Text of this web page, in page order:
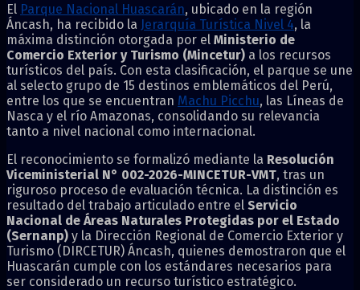
El Parque Nacional Huascarán, ubicado en la región
Áncash, ha recibido la Jerarquía Turística Nivel 4, la
máxima distinción otorgada por el Ministerio de
Comercio Exterior y Turismo (Mincetur) a los recursos
turísticos del país. Con esta clasificación, el parque se une
al selecto grupo de 15 destinos emblemáticos del Perú,
entre los que se encuentran Machu Picchu, las Líneas de
Nasca y el río Amazonas, consolidando su relevancia
tanto a nivel nacional como internacional.
El reconocimiento se formalizó mediante la Resolución
Viceministerial N° 002-2026-MINCETUR-VMT, tras un
riguroso proceso de evaluación técnica. La distinción es
resultado del trabajo articulado entre el Servicio
Nacional de Áreas Naturales Protegidas por el Estado
(Sernanp) y la Dirección Regional de Comercio Exterior y
Turismo (DIRCETUR) Áncash, quienes demostraron que el
Huascarán cumple con los estándares necesarios para
ser considerado un recurso turístico estratégico.